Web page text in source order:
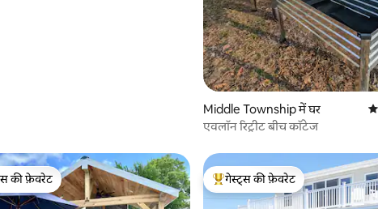
Middle Township में घर
एवलॉन रिट्रीट बीच कॉटेज
टॉप फ़ेवरेट
की फ़ेवरेट
गेस्ट्स का टॉप फ़ेवरेट
गेस्ट्स की फ़ेवरेट